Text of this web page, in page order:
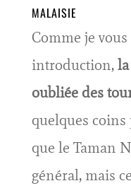
MALAISIE
Comme je
introduction,
oubliée des
quelques
que le Taman
général, mais